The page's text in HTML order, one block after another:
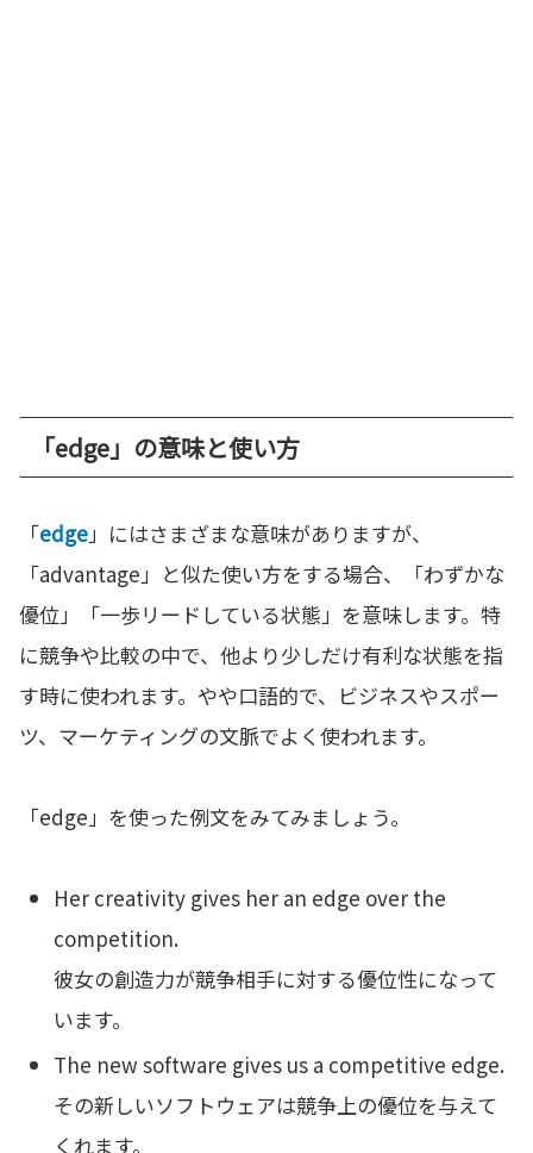
「edge」の意味と使い方
「edge」にはさまざまな意味がありますが、
「advantage」と似た使い方をする場合、「わずかな
優位」「一歩リードしている状態」を意味します。特
に競争や比較の中で、他より少しだけ有利な状態を指
す時に使われます。やや口語的で、ビジネスやスポー
ツ、マーケティングの文脈でよく使われます。
「edge」を使った例文をみてみましょう。
Her creativity gives her an edge over the
competition.
彼女の創造力が競争相手に対する優位性になって
います。
The new software gives us a competitive edge.
その新しいソフトウェアは競争上の優位を与えて
くれます。